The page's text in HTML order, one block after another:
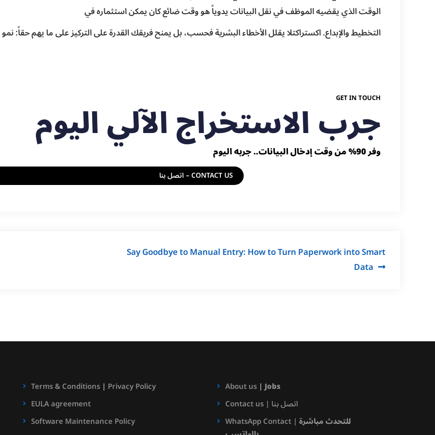
الوقت الذي يقضيه الموظف في نقل البيانات يدوياً هو وقت ضائع كان يمكن استثماره في
التخطيط والإبداع. اكستراكتلا يقلل الأخطاء البشرية فحسب، بل يمنح فريقك القدرة على التركيز على ما يهم حقاً:
GET IN TOUCH
جرب الاستخراج الآلي اليوم
وفر 90% من وقت إدخال البيانات.. جربه اليوم
CONTACT US – اتصل بنا
Say Goodbye to Manual Entry: How to Turn Paperwork into Smart
Data
Terms & Conditions| Privacy Policy
EULA agreement
Software Maintenance Policy
About us|Jobs
Contact us | اتصل بنا
WhatsApp Contact | للتحدث مباشرة